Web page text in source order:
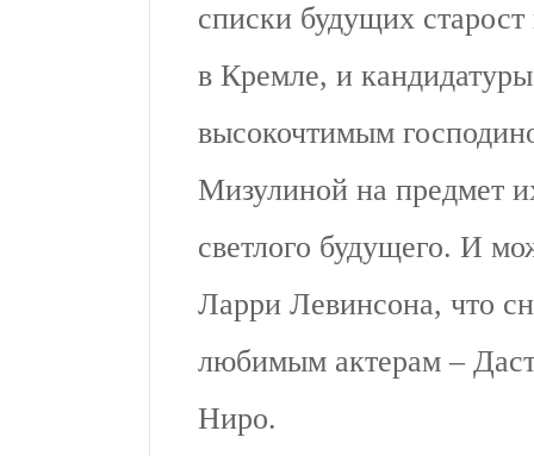
списки будущих
в Кремле, и
высокочтимым
Мизулиной на предмет
светлого будущего. И
Ларри Левинсона, что
любимым актерам –
Ниро.